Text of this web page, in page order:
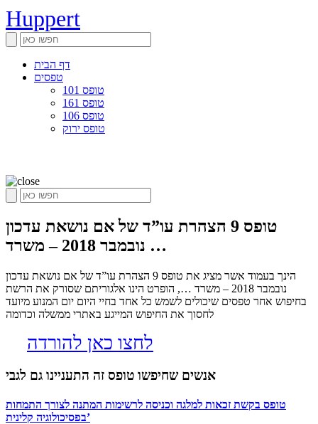
Huppert
דף הבית
טפסים
טופס 101
טופס 161
טופס 106
טופס ירוק
טופס 9 הצהרת עו”ד של אם נושאת עדכון
נובמבר 2018 – משרד …
הינך בעמוד אשר מציג את טופס 9 הצהרת עו”ד של אם נושאת עדכון
נובמבר 2018 – משרד …, הופרט הינו אלגוריתם שסורק את הרשת
בחיפוש אחר טפסים שיכולים לשמש כל אחד בחיי היום יום המנוע מיועד
לחסוך את החיפוש המייגע באתרי ממשלה וכדומה
לחצו כאן להורדה
אנשים שחיפשו טופס זה התעניינו גם לגבי
טופס בקשת זכאות למלגה וכניסה לרשימות המתנה לצורך התמחות
בפסיכולוגיה קלינית’